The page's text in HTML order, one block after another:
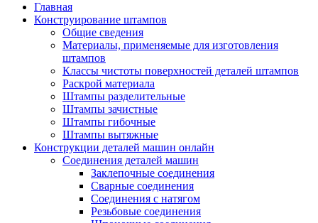
Главная
Конструирование штампов
Общие сведения
Материалы, применяемые для изготовления
штампов
Классы чистоты поверхностей деталей штампов
Раскрой материала
Штампы разделительные
Штампы зачистные
Штампы гибочные
Штампы вытяжные
Конструкции деталей машин онлайн
Соединения деталей машин
Заклепочные соединения
Сварные соединения
Соединения с натягом
Резьбовые соединения